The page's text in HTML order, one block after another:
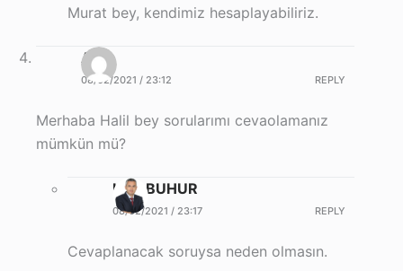
Murat bey, kendimiz hesaplayabiliriz.
Ayşe
08/02/2021 / 23:12 REPLY
Merhaba Halil bey sorularımı cevaolamanız
mümkün mü?
Halil BUHUR
08/02/2021 / 23:17 REPLY
Cevaplanacak soruysa neden olmasın.